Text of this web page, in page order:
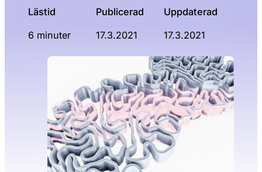
Lästid
6 minuter
Publicerad
17.3.2021
Uppdaterad
17.3.2021